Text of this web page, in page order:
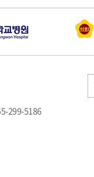
299-5186